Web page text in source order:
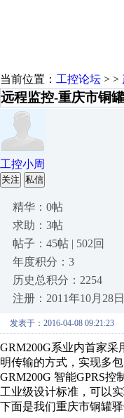
当前位置： 工控论坛 > >
远程监控-重庆市铜
工控小周
关注 私信
精华：0帖
求助：3帖
帖子：45帖 | 502回
年度积分：3
历史总积分：2254
注册：2011年10月28日
发表于：2016-04-08 09:21:23
GRM200G系业内首家采
明传输的方式，实现多
GRM200G 智能GPRS
工业级设计标准，可以
下面是我们重庆市铜罐驿